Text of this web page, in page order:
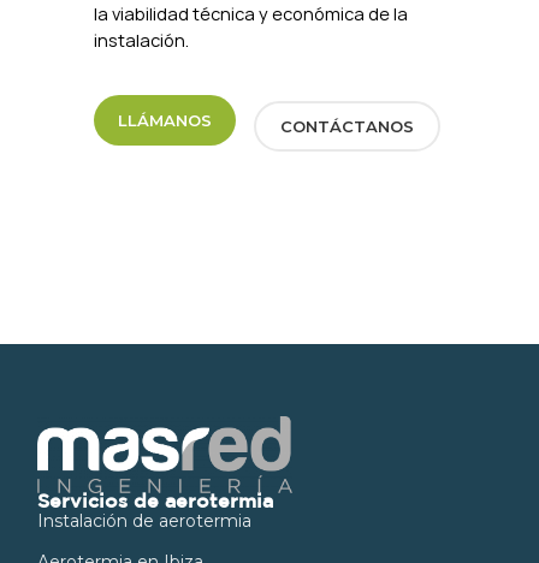
la viabilidad técnica y económica de la
instalación.
LLÁMANOS CONTÁCTANOS
Servicios de aerotermia
Instalación de aerotermia